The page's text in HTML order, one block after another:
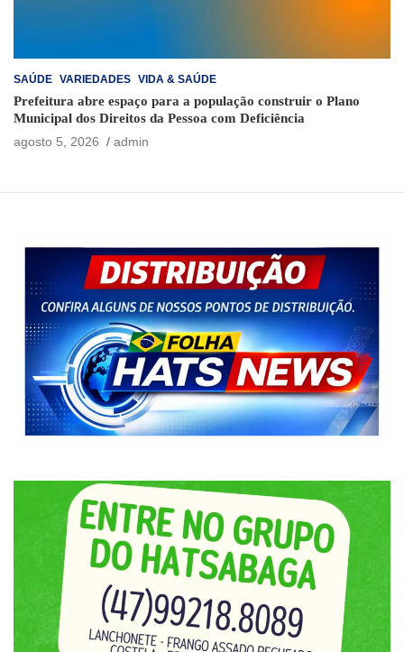
SAÚDE VARIEDADES VIDA & SAÚDE
Prefeitura abre espaço para a população construir o Plano
Municipal dos Direitos da Pessoa com Deficiência
agosto 5, 2026
admin